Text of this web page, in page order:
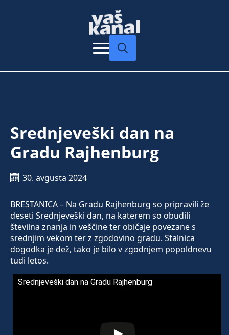
Srednjeveški dan na
Gradu Rajhenburg
30. avgusta 2024
BRESTANICA – Na Gradu Rajhenburg so pripravili že
deseti Srednjeveški dan, na katerem so obudili
številna znanja in veščine ter običaje povezane s
srednjim vekom ter z zgodovino gradu. Stalnica
dogodka je dež, tako je bilo v zgodnjem popoldnevu
tudi letos.
Srednjeveški dan na Gradu Rajhenburg